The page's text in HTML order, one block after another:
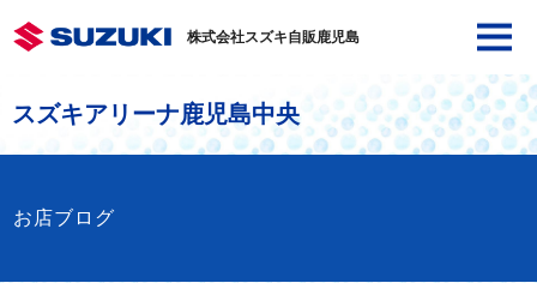
株式会社スズキ自販鹿児島
スズキアリーナ鹿児島中央
お店ブログ